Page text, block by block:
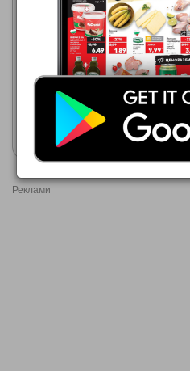
01.07.2026 - 31.08.2026
0,64 €
COCA-COLA/COCA-COLA
ZERO/SPRITE/SCHWEPPES
Покажи брошурата
Реклами